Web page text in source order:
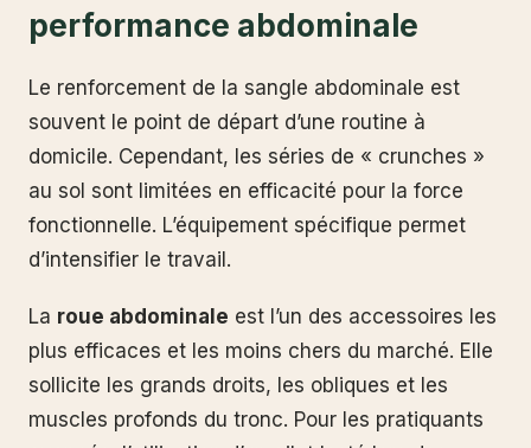
performance abdominale
Le renforcement de la sangle abdominale est
souvent le point de départ d’une routine à
domicile. Cependant, les séries de « crunches »
au sol sont limitées en efficacité pour la force
fonctionnelle. L’équipement spécifique permet
d’intensifier le travail.
La roue abdominale est l’un des accessoires les
plus efficaces et les moins chers du marché. Elle
sollicite les grands droits, les obliques et les
muscles profonds du tronc. Pour les pratiquants